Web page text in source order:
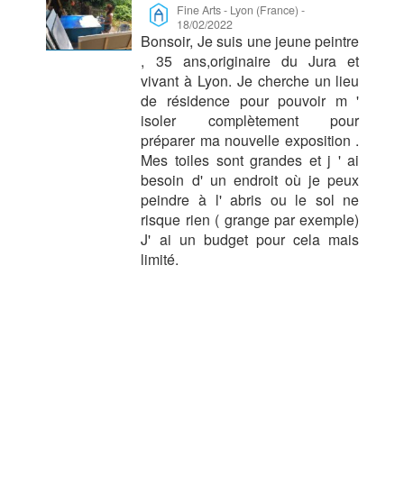
Fine Arts- Lyon (France) -
18/02/2022
Bonsoir, Je suis une jeune peintre
, 35 ans,originaire du Jura et
vivant à Lyon. Je cherche un lieu
de résidence pour pouvoir m '
isoler complètement pour
préparer ma nouvelle exposition .
Mes toiles sont grandes et j ' ai
besoin d' un endroit où je peux
peindre à l' abris ou le sol ne
risque rien ( grange par exemple)
J' ai un budget pour cela mais
limité.